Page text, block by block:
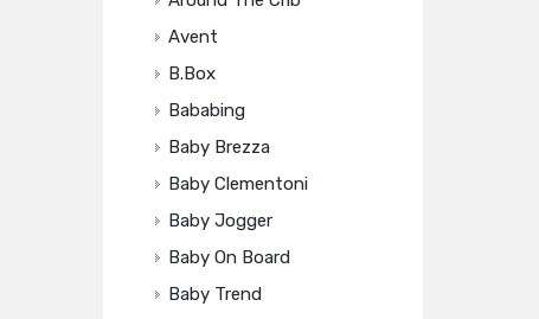
Avent
B.box
Bababing
Baby Brezza
Baby Clementoni
Baby Jogger
Baby On Board
Baby Trend